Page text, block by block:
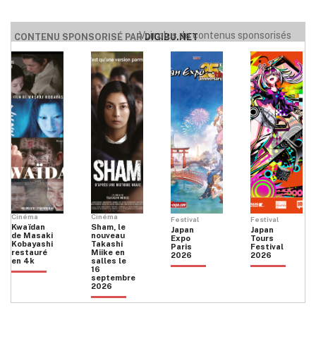
CONTENU SPONSORISÉ PARDIGIBU.NET
Voir plus de contenus sponsorisés
Cinéma
Kwaïdan
de Masaki
Kobayashi
restauré
en 4k
Cinéma
Sham, le
nouveau
Takashi
Miike en
salles le
16
septembre
2026
Festival
Japan
Expo
Paris
2026
Festival
Japan
Tours
Festival
2026